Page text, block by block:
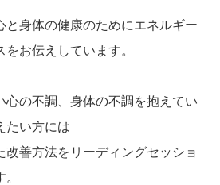
と身体の健康のためにエネルギー
お伝えしています。
心の不調、身体の不調を抱えてい
たい方には
改善方法をリーディングセッショ